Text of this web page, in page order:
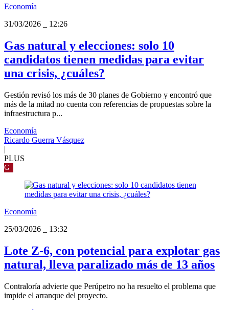
Economía
31/03/2026
12:26
Gas natural y elecciones: solo 10
candidatos tienen medidas para evitar
una crisis, ¿cuáles?
Gestión revisó los más de 30 planes de Gobierno y encontró que
más de la mitad no cuenta con referencias de propuestas sobre la
infraestructura p...
Economía
Ricardo Guerra Vásquez
|
PLUS
G
Economía
25/03/2026
13:32
Lote Z-6, con potencial para explotar gas
natural, lleva paralizado más de 13 años
Contraloría advierte que Perúpetro no ha resuelto el problema que
impide el arranque del proyecto.